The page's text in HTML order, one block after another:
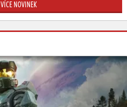
VÍCE NOVINEK